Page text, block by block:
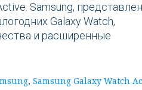
Samsung,
Galaxy Watch,
и расширенные
, Samsung Galaxy Watch